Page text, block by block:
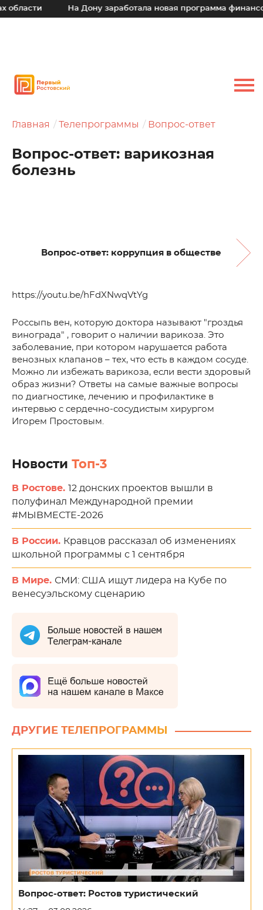
На Дону заработала новая программа финансовой
Главная Телепрограммы Вопрос-ответ
Вопрос-ответ: варикозная
болезнь
Вопрос-ответ: коррупция в обществе
https://youtu.be/hFdXNwqVtYg
Россыпь вен, которую доктора называют "гроздья
винограда" , говорит о наличии варикоза. Это
заболевание, при котором нарушается работа
венозных клапанов – тех, что есть в каждом сосуде.
Можно ли избежать варикоза, если вести здоровый
образ жизни? Ответы на самые важные вопросы
по диагностике, лечению и профилактике в
интервью с сердечно-сосудистым хирургом
Игорем Простовым.
Новости Топ-3
В Ростове. 12 донских проектов вышли в
полуфинал Международной премии
#МЫВМЕСТЕ-2026
В России. Кравцов рассказал об изменениях
школьной программы с 1 сентября
В Мире. СМИ: США ищут лидера на Кубе по
венесуэльскому сценарию
ДРУГИЕ ТЕЛЕПРОГРАММЫ
Вопрос-ответ: Ростов туристический